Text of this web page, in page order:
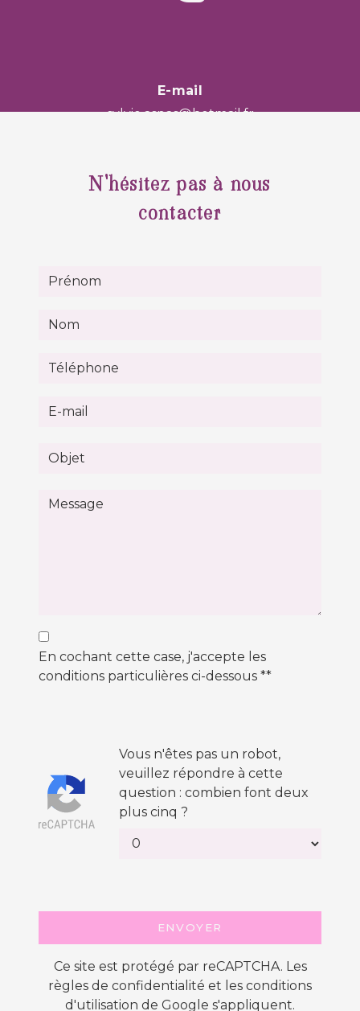
E-mail
sylvie.aspas@hotmail.fr
N'hésitez pas à nous
contacter
En cochant cette case, j'accepte les
conditions particulières ci-dessous **
Vous n'êtes pas un robot,
veuillez répondre à cette
question : combien font deux
plus cinq ?
ENVOYER
Ce site est protégé par reCAPTCHA. Les
règles de confidentialité et les conditions
d'utilisation de Google s'appliquent.